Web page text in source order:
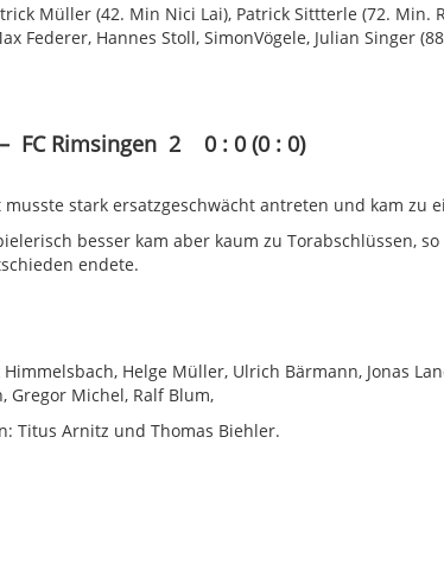
Müller (42. Min Nici Lai), Patrick Sittterle (72. Min.
Federer, Hannes Stoll, SimonVögele, Julian Singer
FC Rimsingen 2 0 : 0 (0 : 0)
stark ersatzgeschwächt antreten und kam zu
besser kam aber kaum zu Torabschlüssen,
endete.
Helge Müller, Ulrich Bärmann, Jonas
Gregor Michel, Ralf Blum,
Titus Arnitz und Thomas Biehler.